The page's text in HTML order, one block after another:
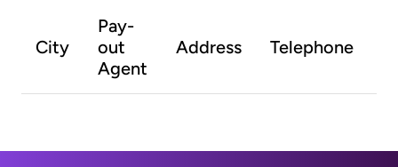
City
Pay-
out
Agent
Address Telephone